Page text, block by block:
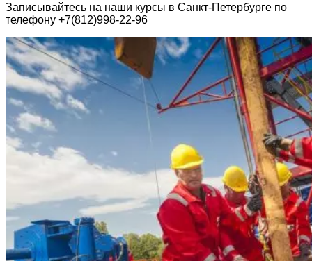
Записывайтесь на наши курсы в Санкт-Петербурге по
телефону +7(812)998-22-96